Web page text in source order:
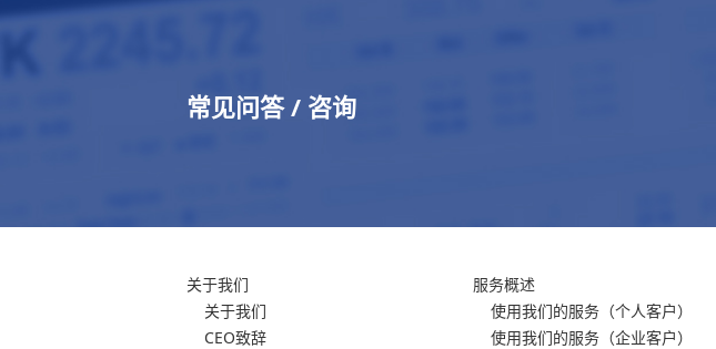
常见问答 / 咨询
关于我们
关于我们
CEO致辞
服务概述
使用我们的服务 （个人客户）
使用我们的服务 （企业客户）